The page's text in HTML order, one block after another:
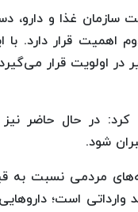
سازمان غذا و دارو،
اهمیت قرار دارد.
در اولویت قرار
کرد: در حال حاضر
شود.
مردمی نسبت به
وارداتی است؛